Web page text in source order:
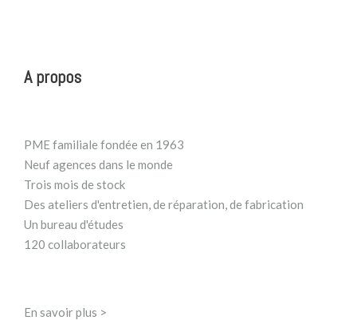
A propos
PME familiale fondée en 1963
Neuf agences dans le monde
Trois mois de stock
Des ateliers d'entretien, de réparation, de fabrication
Un bureau d'études
120 collaborateurs
En savoir plus >